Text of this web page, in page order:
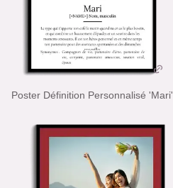
Poster Définition Personnalisé 'Mari'